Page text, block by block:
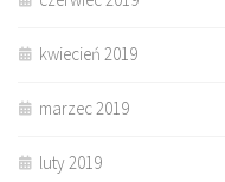
kwiecień 2019
marzec 2019
luty 2019